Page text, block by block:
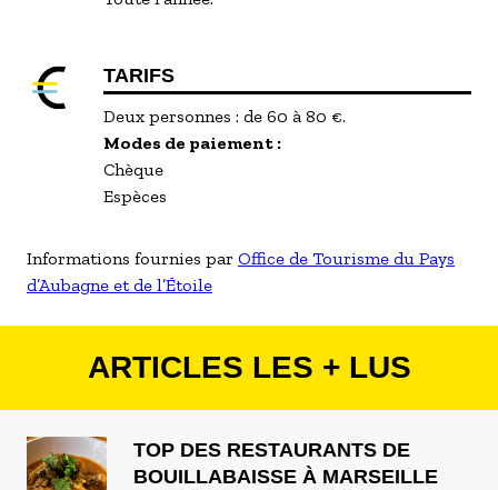
TARIFS
Deux personnes : de 60 à 80 €.
Modes de paiement :
Chèque
Espèces
Informations fournies par Office de Tourisme du Pays
d’Aubagne et de l’Étoile
ARTICLES LES + LUS
TOP DES RESTAURANTS DE
BOUILLABAISSE À MARSEILLE